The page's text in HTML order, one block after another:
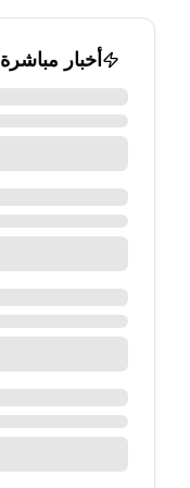
أخبار مباشرة